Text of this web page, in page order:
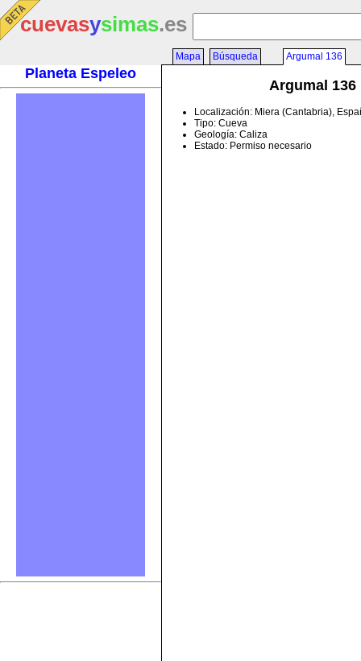
cuevasysimas.es
Planeta Espeleo
Mapa Búsqueda Argumal 136
Argumal 136
Localización: Miera (Cantabria),
Tipo: Cueva
Geología: Caliza
Estado: Permiso necesario